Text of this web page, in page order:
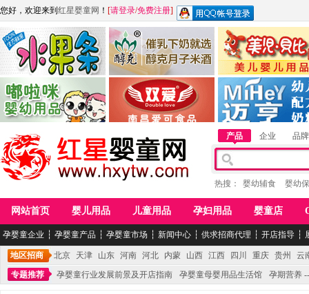
您好，欢迎来到 红星婴童网 ！ [请登录/免费注册]
江西麦嘟嘟食品有限公司
青岛嘟啦咪婴幼儿用品公司
江西醇之客月子米酒 惠州市美儿婴儿用品
湖南迈亨母婴用品有限
产品 企业 品牌
热搜： 婴幼辅食 婴幼
网站首页 婴儿用品 儿童用品 孕妇用品 婴童店
孕婴童企业 ┆ 孕婴童产品 ┆ 孕婴童市场 ┆ 新闻中心 ┆ 供求招商代理 ┆ 开店指导 ┆
地区招商 北京 天津 山东 河南 河北 内蒙 山西 江西 四川 重庆 贵州
云
专题推荐
孕婴童行业发展前景及开店指南 孕婴童母婴用品生活馆 孕期营养